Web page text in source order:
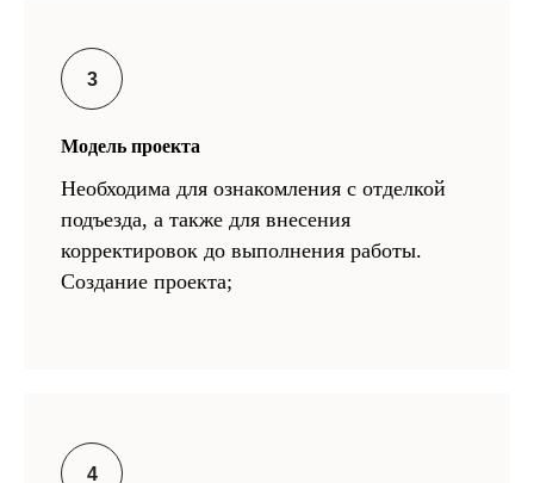
Модель проекта
Необходима для ознакомления с отделкой
подъезда, а также для внесения
корректировок до выполнения работы.
Создание проекта;